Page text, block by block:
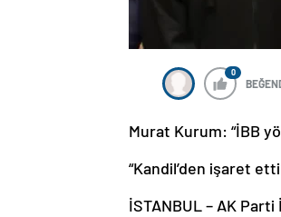
0
Murat Kurum: “İBB
“Kandil’den işaret
İSTANBUL – AK